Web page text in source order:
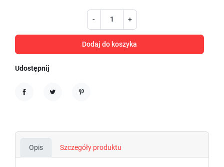
- +
Dodaj do koszyka
Udostępnij
Opis Szczegóły produktu